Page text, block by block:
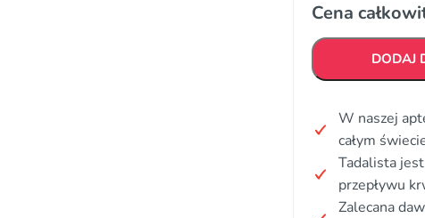
Cena
DODAJ
W naszej
całym
Tadalista
przepływu
Zalecana